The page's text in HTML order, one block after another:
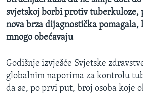
PRATITE NAS
svjetskoj borbi protiv tuberkuloze,
nova brza dijagnostička
mnogo obećavaju
Godišnje izvješće Svjetske
globalnim naporima za kontrolu
da se, po prvi put, broj osoba koje